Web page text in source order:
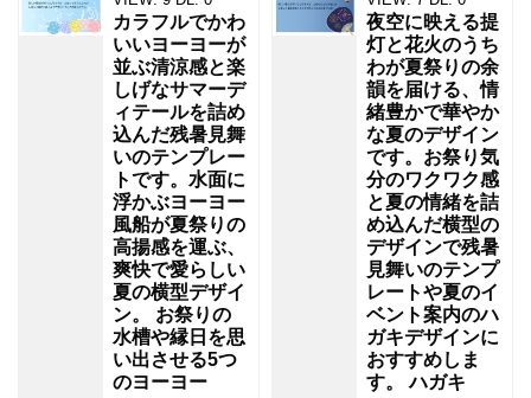
カラフルでかわ
いいヨーヨーが
並ぶ清涼感と楽
しげなサマーデ
ィテールを詰め
込んだ残暑見舞
いのテンプレー
トです。水面に
浮かぶヨーヨー
風船が夏祭りの
高揚感を運ぶ、
爽快で愛らしい
夏の横型デザイ
ン。 お祭りの
水槽や縁日を思
い出させる5つ
のヨーヨー
夜空に映える提
灯と花火のうち
わが夏祭りの余
韻を届ける、情
緒豊かで華やか
な夏のデザイン
です。お祭り気
分のワクワク感
と夏の情緒を詰
め込んだ横型の
デザインで残暑
見舞いのテンプ
レートや夏のイ
ベント案内のハ
ガキデザインに
おすすめしま
す。 ハガキ